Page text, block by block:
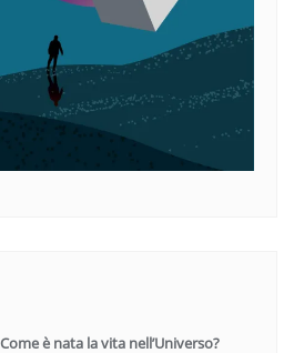
è nata la vita nell’Universo?